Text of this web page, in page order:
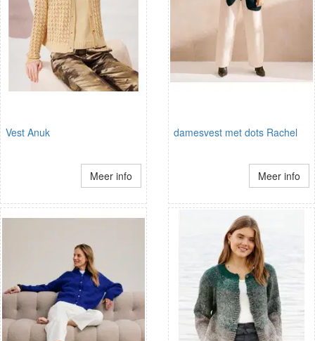
Vest Anuk
Meer info
damesvest met dots Rachel
Meer info